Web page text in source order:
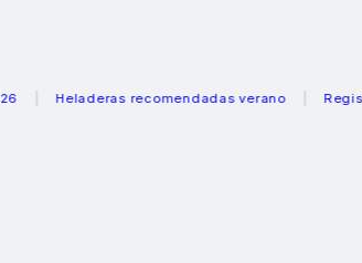
Heladeras recomendadas verano Registro DPP